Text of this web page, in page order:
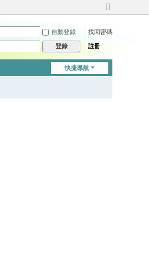
切
到
自動登錄
找回密碼
登錄 註冊
快捷導航